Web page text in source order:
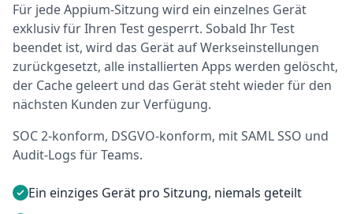
Für jede Appium-Sitzung wird ein einzelnes Gerät
exklusiv für Ihren Test gesperrt. Sobald Ihr Test
beendet ist, wird das Gerät auf Werkseinstellungen
zurückgesetzt, alle installierten Apps werden gelöscht,
der Cache geleert und das Gerät steht wieder für den
nächsten Kunden zur Verfügung.
SOC 2-konform, DSGVO-konform, mit SAML SSO und
Audit-Logs für Teams.
Ein einziges Gerät pro Sitzung, niemals geteilt